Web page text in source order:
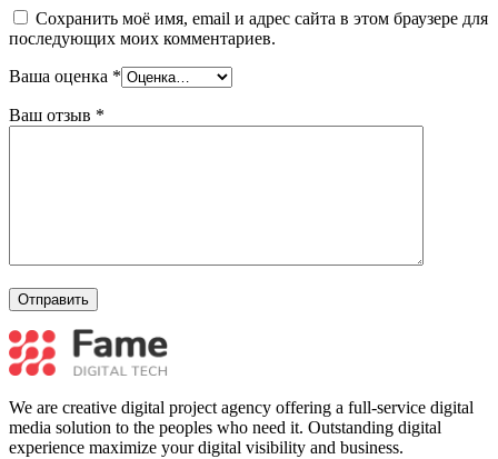
Сохранить моё имя, email и адрес сайта в этом браузере для
последующих моих комментариев.
Ваша оценка *
Ваш отзыв *
We are creative digital project agency offering a full-service digital
media solution to the peoples who need it. Outstanding digital
experience maximize your digital visibility and business.